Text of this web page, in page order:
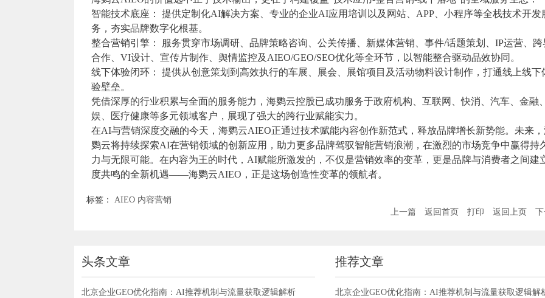
智能技术底座： 提供定制化AI解决方案、专业的企业AI应用培训以及网站、APP、小程序等全栈技术开发
务，夯实品牌数字化根基。
整合营销引擎： 服务贯穿市场调研、品牌策略咨询、公关传播、新媒体营销、事件/话题策划、IP运营、跨
合作、VI设计、宣传片制作、舆情监控及AIEO/GEO/SEO优化等全环节，以智能整合驱动品效协同。
线下体验闭环： 提供从创意策划到高效执行的车展、展会、展馆项目及活动物料设计制作，打通线上线下
验壁垒。
凭借深厚的行业积累与全面的服务能力，海鹦云控股已成功服务于政府机构、互联网、快消、汽车、金融
娱、医疗健康等多元领域客户，展现了强大的跨行业赋能实力。
在AI与营销深度交融的今天，海鹦云AIEO正通过技术赋能内容创作新范式，释放品牌增长新势能。未来
鹦云将持续探索AI在营销领域的创新应用，助力更多品牌驾驭智能营销浪潮，在激烈的市场竞争中赢得持
力与无限可能。在内容为王的时代，AI赋能所激发的，不仅是营销效率的变革，更是品牌与消费者之间建
度共鸣的全新机遇——海鹦云AIEO，正是这场创造性变革的领航者。
标签： AIEO 内容营销
上一篇
返回首页 打印 返回上页
头条文章
北京企业GEO优化指南：AI推荐机制与流量获取逻辑解析
推荐文章
北京企业GEO优化指南：AI推荐机制与流量获取逻辑解